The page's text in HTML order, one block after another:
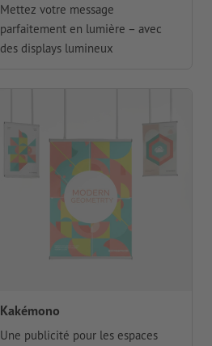
Mettez votre message
parfaitement en lumière – avec
des displays lumineux
Kakémono
Une publicité pour les espaces